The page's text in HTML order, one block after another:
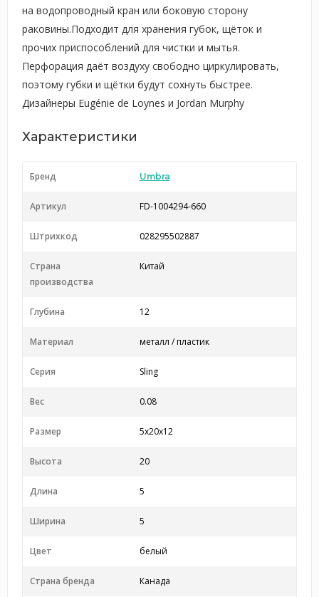
на водопроводный кран или боковую сторону
раковины.Подходит для хранения губок, щёток и
прочих приспособлений для чистки и мытья.
Перфорация даёт воздуху свободно циркулировать,
поэтому губки и щётки будут сохнуть быстрее.
Дизайнеры Eugénie de Loynes и Jordan Murphy
Характеристики
Бренд Umbra
Артикул FD-1004294-660
Штрихкод 028295502887
Страна
производства
Китай
Глубина 12
Материал металл / пластик
Серия Sling
Вес 0.08
Размер 5x20x12
Высота 20
Длина 5
Ширина 5
Цвет белый
Страна бренда Канада